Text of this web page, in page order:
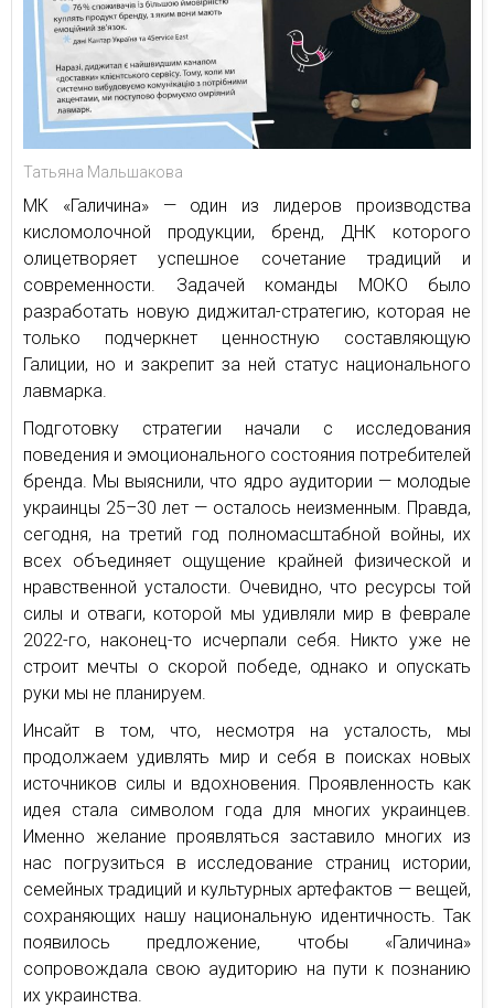
Татьяна Мальшакова
МК «Галичина» — один из лидеров производства
кисломолочной продукции, бренд, ДНК которого
олицетворяет успешное сочетание традиций и
современности. Задачей команды МОКО было
разработать новую диджитал-стратегию, которая не
только подчеркнет ценностную составляющую
Галиции, но и закрепит за ней статус национального
лавмарка.
Подготовку стратегии начали с исследования
поведения и эмоционального состояния потребителей
бренда. Мы выяснили, что ядро аудитории — молодые
украинцы 25–30 лет — осталось неизменным. Правда,
сегодня, на третий год полномасштабной войны, их
всех объединяет ощущение крайней физической и
нравственной усталости. Очевидно, что ресурсы той
силы и отваги, которой мы удивляли мир в феврале
2022-го, наконец-то исчерпали себя. Никто уже не
строит мечты о скорой победе, однако и опускать
руки мы не планируем.
Инсайт в том, что, несмотря на усталость, мы
продолжаем удивлять мир и себя в поисках новых
источников силы и вдохновения. Проявленность как
идея стала символом года для многих украинцев.
Именно желание проявляться заставило многих из
нас погрузиться в исследование страниц истории,
семейных традиций и культурных артефактов — вещей,
сохраняющих нашу национальную идентичность. Так
появилось предложение, чтобы «Галичина»
сопровождала свою аудиторию на пути к познанию
их украинства.